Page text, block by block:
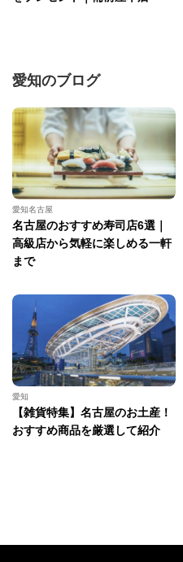
愛知のブログ
愛知名古屋
名古屋のおすすめ寿司店6選｜
高級店から気軽に楽しめる一軒
まで
愛知
【雑貨特集】名古屋のお土産！
おすすめ商品を厳選して紹介